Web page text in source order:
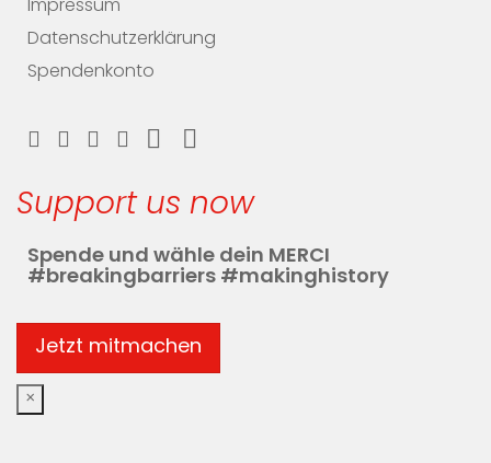
Impressum
Datenschutzerklärung
Spendenkonto
Support us now
Spende und wähle dein MERCI
#breakingbarriers #makinghistory
Jetzt mitmachen
×